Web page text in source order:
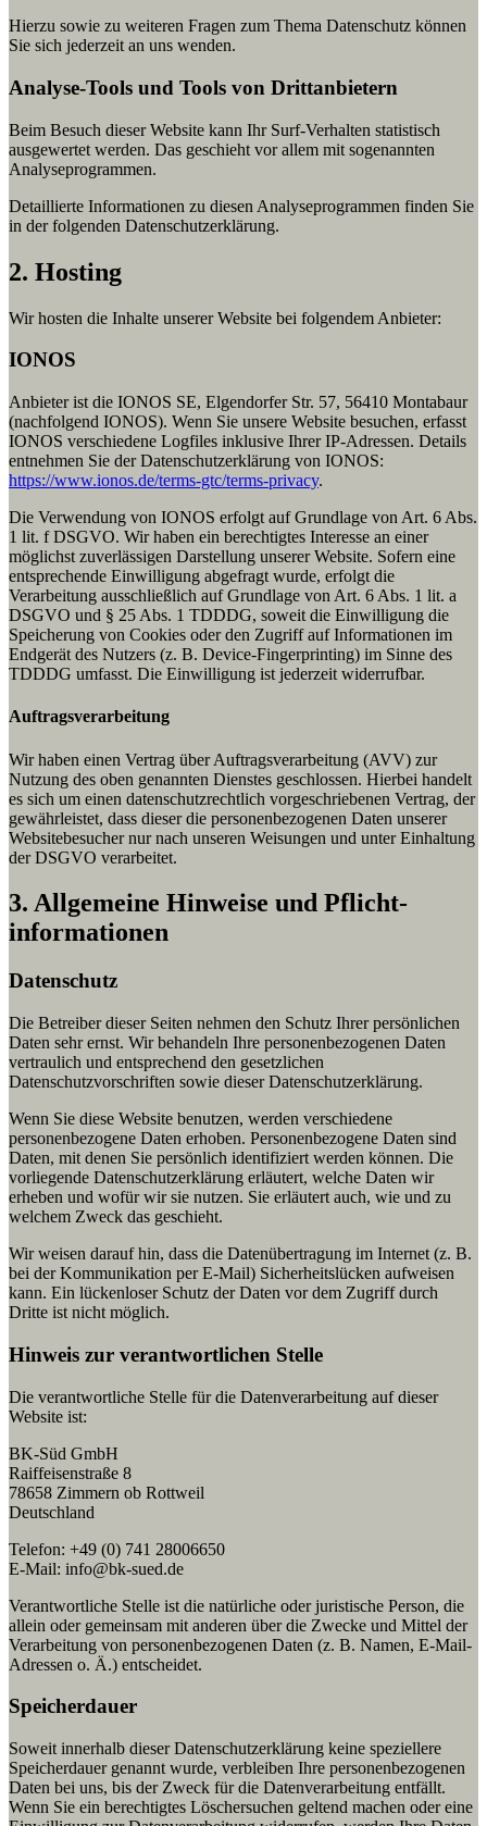
Hierzu sowie zu weiteren Fragen zum Thema Datenschutz können
Sie sich jederzeit an uns wenden.
Analyse-Tools und Tools von Dritt­anbietern
Beim Besuch dieser Website kann Ihr Surf-Verhalten statistisch
ausgewertet werden. Das geschieht vor allem mit sogenannten
Analyseprogrammen.
Detaillierte Informationen zu diesen Analyseprogrammen finden Sie
in der folgenden Datenschutzerklärung.
2. Hosting
Wir hosten die Inhalte unserer Website bei folgendem Anbieter:
IONOS
Anbieter ist die IONOS SE, Elgendorfer Str. 57, 56410 Montabaur
(nachfolgend IONOS). Wenn Sie unsere Website besuchen, erfasst
IONOS verschiedene Logfiles inklusive Ihrer IP-Adressen. Details
entnehmen Sie der Datenschutzerklärung von IONOS:
https://www.ionos.de/terms-gtc/terms-privacy.
Die Verwendung von IONOS erfolgt auf Grundlage von Art. 6 Abs.
1 lit. f DSGVO. Wir haben ein berechtigtes Interesse an einer
möglichst zuverlässigen Darstellung unserer Website. Sofern eine
entsprechende Einwilligung abgefragt wurde, erfolgt die
Verarbeitung ausschließlich auf Grundlage von Art. 6 Abs. 1 lit. a
DSGVO und § 25 Abs. 1 TDDDG, soweit die Einwilligung die
Speicherung von Cookies oder den Zugriff auf Informationen im
Endgerät des Nutzers (z. B. Device-Fingerprinting) im Sinne des
TDDDG umfasst. Die Einwilligung ist jederzeit widerrufbar.
Auftragsverarbeitung
Wir haben einen Vertrag über Auftragsverarbeitung (AVV) zur
Nutzung des oben genannten Dienstes geschlossen. Hierbei handelt
es sich um einen datenschutzrechtlich vorgeschriebenen Vertrag, der
gewährleistet, dass dieser die personenbezogenen Daten unserer
Websitebesucher nur nach unseren Weisungen und unter Einhaltung
der DSGVO verarbeitet.
3. Allgemeine Hinweise und Pflicht­
informationen
Datenschutz
Die Betreiber dieser Seiten nehmen den Schutz Ihrer persönlichen
Daten sehr ernst. Wir behandeln Ihre personenbezogenen Daten
vertraulich und entsprechend den gesetzlichen
Datenschutzvorschriften sowie dieser Datenschutzerklärung.
Wenn Sie diese Website benutzen, werden verschiedene
personenbezogene Daten erhoben. Personenbezogene Daten sind
Daten, mit denen Sie persönlich identifiziert werden können. Die
vorliegende Datenschutzerklärung erläutert, welche Daten wir
erheben und wofür wir sie nutzen. Sie erläutert auch, wie und zu
welchem Zweck das geschieht.
Wir weisen darauf hin, dass die Datenübertragung im Internet (z. B.
bei der Kommunikation per E-Mail) Sicherheitslücken aufweisen
kann. Ein lückenloser Schutz der Daten vor dem Zugriff durch
Dritte ist nicht möglich.
Hinweis zur verantwortlichen Stelle
Die verantwortliche Stelle für die Datenverarbeitung auf dieser
Website ist:
BK-Süd GmbH
Raiffeisenstraße 8
78658 Zimmern ob Rottweil
Deutschland
Telefon: +49 (0) 741 28006650
E-Mail: info@bk-sued.de
Verantwortliche Stelle ist die natürliche oder juristische Person, die
allein oder gemeinsam mit anderen über die Zwecke und Mittel der
Verarbeitung von personenbezogenen Daten (z. B. Namen, E-Mail-
Adressen o. Ä.) entscheidet.
Speicherdauer
Soweit innerhalb dieser Datenschutzerklärung keine speziellere
Speicherdauer genannt wurde, verbleiben Ihre personenbezogenen
Daten bei uns, bis der Zweck für die Datenverarbeitung entfällt.
Wenn Sie ein berechtigtes Löschersuchen geltend machen oder eine